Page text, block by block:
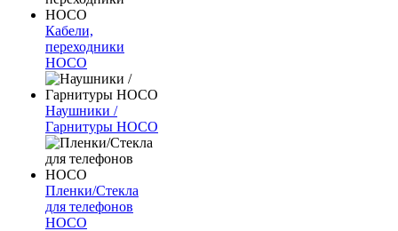
Кабели,
переходники
HOCO
Наушники /
Гарнитуры HOCO
Пленки/Стекла
для телефонов
HOCO